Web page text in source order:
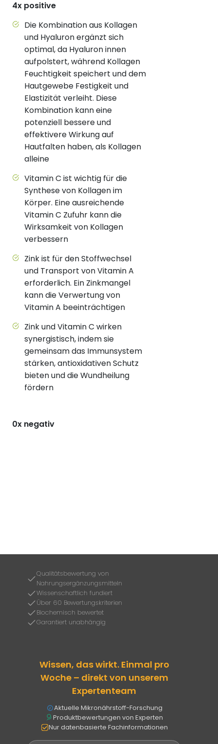
4x positive
Die Kombination aus Kollagen
und Hyaluron ergänzt sich
optimal, da Hyaluron innen
aufpolstert, während Kollagen
Feuchtigkeit speichert und dem
Hautgewebe Festigkeit und
Elastizität verleiht. Diese
Kombination kann eine
potenziell bessere und
effektivere Wirkung auf
Hautfalten haben, als Kollagen
alleine
Vitamin C ist wichtig für die
Synthese von Kollagen im
Körper. Eine ausreichende
Vitamin C Zufuhr kann die
Wirksamkeit von Kollagen
verbessern
Zink ist für den Stoffwechsel
und Transport von Vitamin A
erforderlich. Ein Zinkmangel
kann die Verwertung von
Vitamin A beeinträchtigen
Zink und Vitamin C wirken
synergistisch, indem sie
gemeinsam das Immunsystem
stärken, antioxidativen Schutz
bieten und die Wundheilung
fördern
0x negativ
Qualitätsbewertung von
Nahrungsergänzungsmitteln
Wissenschaftlich fundiert
Über 60 Bewertungskriterien
Biochemisch bewertet
Garantiert unabhängig
Wissen, das wirkt. Einmal pro
Woche – direkt von unserem
Expertenteam
Aktuelle Mikronährstoff-Forschung
Produktbewertungen von Experten
Nur datenbasierte Fachinformationen